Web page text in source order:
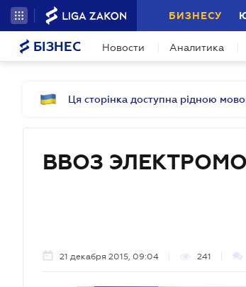
БИЗНЕСУ
БІЗНЕС Новости Аналитика
Ця сторінка доступна рідною
ВВОЗ
21 декабря 2015, 09:04 241